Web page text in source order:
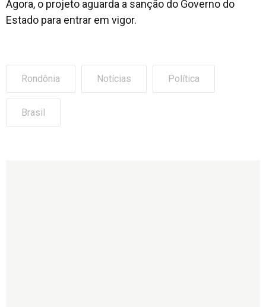
Agora, o projeto aguarda a sanção do Governo do
Estado para entrar em vigor.
Rondônia Notícias Política
Brasil